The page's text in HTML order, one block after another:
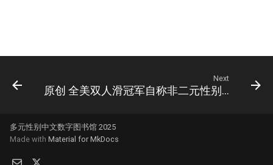
Next
原创 全美双人滑冠军自称非二元性别者 将创奥运会历史
多元性别中文数字图书馆 2025
Made with Material for MkDocs